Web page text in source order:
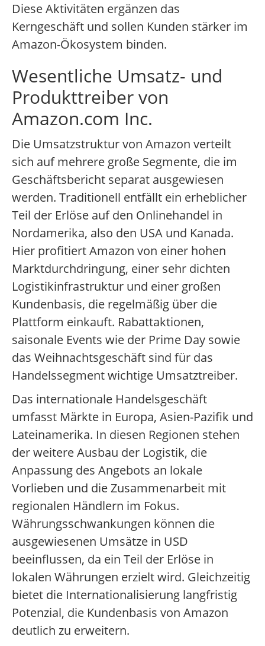
Diese Aktivitäten ergänzen das
Kerngeschäft und sollen Kunden stärker im
Amazon-Ökosystem binden.
Wesentliche Umsatz- und
Produkttreiber von
Amazon.com Inc.
Die Umsatzstruktur von Amazon verteilt
sich auf mehrere große Segmente, die im
Geschäftsbericht separat ausgewiesen
werden. Traditionell entfällt ein erheblicher
Teil der Erlöse auf den Onlinehandel in
Nordamerika, also den USA und Kanada.
Hier profitiert Amazon von einer hohen
Marktdurchdringung, einer sehr dichten
Logistikinfrastruktur und einer großen
Kundenbasis, die regelmäßig über die
Plattform einkauft. Rabattaktionen,
saisonale Events wie der Prime Day sowie
das Weihnachtsgeschäft sind für das
Handelssegment wichtige Umsatztreiber.
Das internationale Handelsgeschäft
umfasst Märkte in Europa, Asien-Pazifik und
Lateinamerika. In diesen Regionen stehen
der weitere Ausbau der Logistik, die
Anpassung des Angebots an lokale
Vorlieben und die Zusammenarbeit mit
regionalen Händlern im Fokus.
Währungsschwankungen können die
ausgewiesenen Umsätze in USD
beeinflussen, da ein Teil der Erlöse in
lokalen Währungen erzielt wird. Gleichzeitig
bietet die Internationalisierung langfristig
Potenzial, die Kundenbasis von Amazon
deutlich zu erweitern.